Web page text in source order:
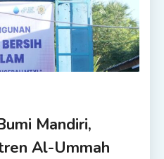
Mandiri,
Al-Ummah